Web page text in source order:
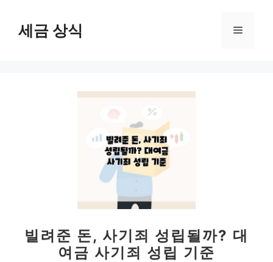
세금 상식 메
빌려준 돈, 사기죄 성립될까? 대
여금 사기죄 성립 기준